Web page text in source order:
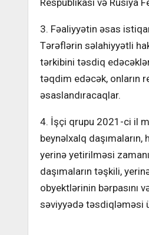
Respublikası və Rusiya
3. Fəaliyyətin əsas
Tərəflərin səlahiyyətli
tərkibini təsdiq
təqdim edəcək, onların
əsaslandıracaqlar.
4. İşçi qrupu 2021-ci il
beynəlxalq
yerinə yetirilməsi
daşımaların təşkili,
obyektlərinin bərpasını
səviyyədə təsdiqləməsi